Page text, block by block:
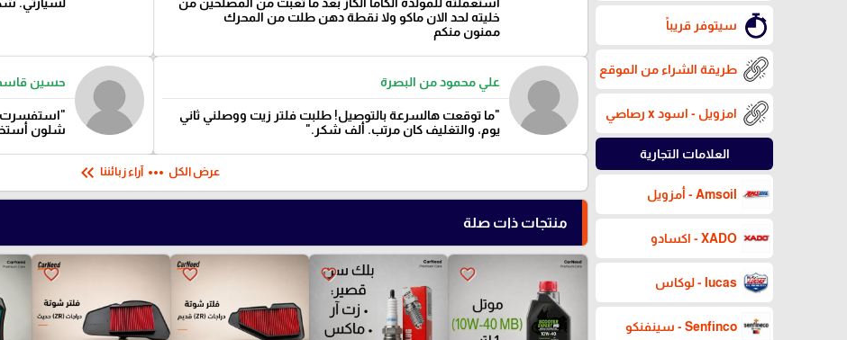
سيتوفر قريباً
طريقة الشراء من الموقع
امزويل - اسود x رصاصي
العلامات التجارية
Amsoil - أمزويل
XADO - اكسادو
lucas - لوكاس
Senfinco - سينفنكو
خليته لحد الان ماكو ولا نقطة دهن طلت من المحرك
ممنون منكم
علي محمود من البصرة
"ما توقعت هالسرعة بالتوصيل! طلبت فلتر زيت ووصلني ثاني
يوم، والتغليف كان مرتب. ألف شكر."
حسين
"استفسرت
شلون
عرض الكل more_horiz آراء زبائننا keyboard_double_arrow_left
منتجات ذات صلة
favorite_border
favorite_border
favorite_border
favorite_border